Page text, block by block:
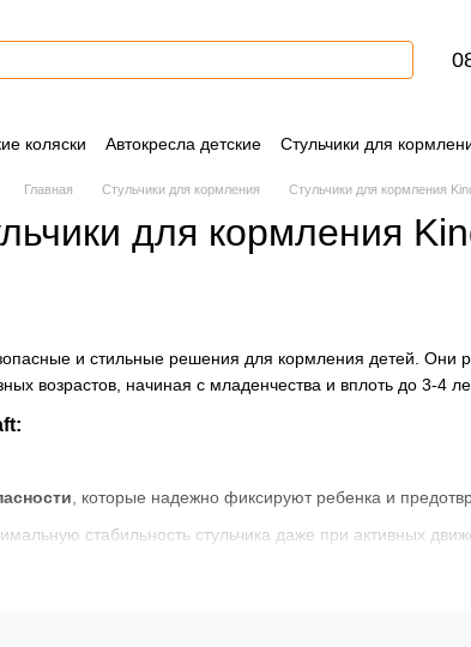
коляски Автокресла детские Стульчики для
Главная Стульчики для кормления Стульчики для кормления
для кормления
и стильные решения для кормления детей. Они
возрастов, начиная с младенчества и вплоть до 3-4
, которые надежно фиксируют ребенка и
стабильность стульчика даже при активных